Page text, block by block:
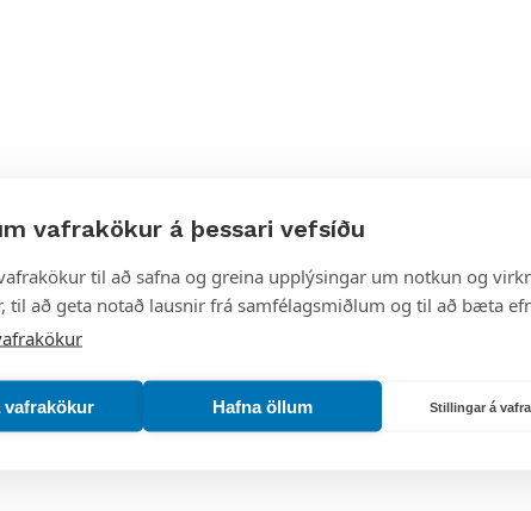
vafrakökur á þessari vefsíðu
til að safna og greina upplýsingar um notkun og
til að geta notað lausnir frá samfélagsmiðlum og til að bæta
vafrakökur Hafna öllum Stillingar á
pdf